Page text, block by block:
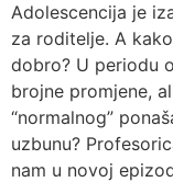
Adolescencija je
za roditelje. A
dobro? U periodu
brojne promjene,
“normalnog”
uzbunu?
nam u novoj